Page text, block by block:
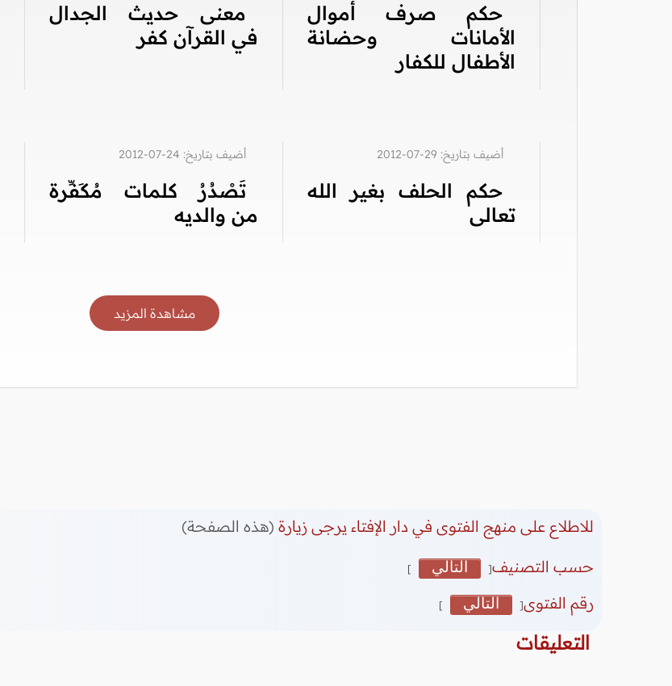
حكم صرف أموال
الأمانات وحضانة
الأطفال للكفار
معنى حديث الجدال
في القرآن كفر
أضيف بتاريخ: 29-07-2012
حكم الحلف بغير الله
تعالى
أضيف بتاريخ: 24-07-2012
تَصْدُرُ كلمات مُكَفِّرة
من والديه
مشاهدة المزيد
للاطلاع على منهج الفتوى في دار الإفتاء يرجى زيارة (هذه الصفحة)
حسب التصنيف[ التالي ]
رقم الفتوى[ التالي ]
التعليقات